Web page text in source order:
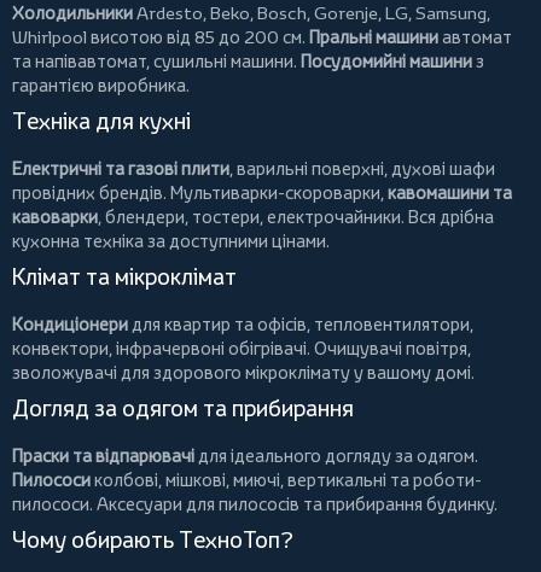
ХолодильникиArdesto,Beko,Bosch,Gorenje,LG,Samsung,
Whirlpool висотою від 85 до 200 см. Пральні машиниавтомат
та напівавтомат,сушильні машини. Посудомийні машиниз
гарантією виробника.
Техніка для кухні
Електричні та газові плити, варильні поверхні, духові шафи
провідних брендів. Мультиварки-скороварки,кавомашини та
кавоварки,блендери, тостери,електрочайники. Вся дрібна
кухонна техніка за доступними цінами.
Клімат та мікроклімат
Кондиціонеридля квартир та офісів, тепловентилятори,
конвектори,інфрачервоні обігрівачі. Очищувачі повітря,
зволожувачі для здорового мікроклімату у вашому домі.
Догляд за одягом та прибирання
Праски та відпарювачідля ідеального догляду за одягом.
Пилососиколбові,мішкові,миючі,вертикальні тароботи-
пилососи. Аксесуари для пилососів та прибирання будинку.
Чому обирають ТехноТоп?